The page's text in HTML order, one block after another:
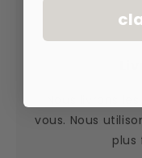
vous. Nous
plus